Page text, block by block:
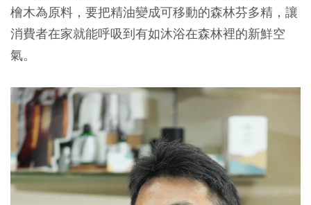
檜木為原料，要把精油變成可移動的森林芬多精，讓
消費者在家就能呼吸到有如沐浴在森林裡的新鮮空
氣。